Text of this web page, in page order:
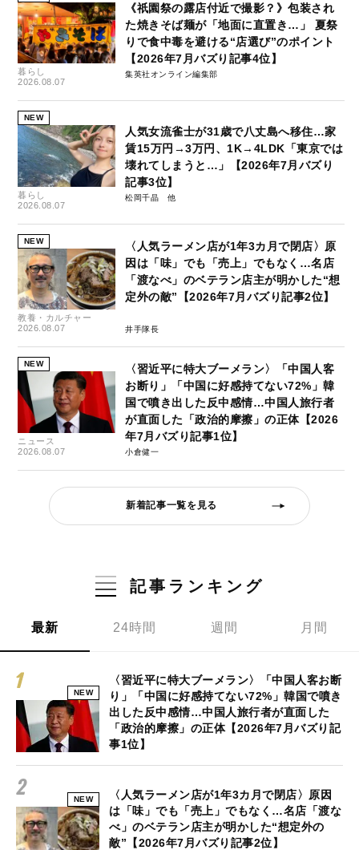
暮らし
2026.08.07
《祇園祭の露店付近で撮影？》包装され
た焼きそば麺が「地面に直置き…」 夏祭
りで食中毒を避ける“店選び”のポイント
【2026年7月バズり記事4位】
集英社オンライン編集部
NEW
暮らし
2026.08.07
人気女流雀士が31歳で八丈島へ移住…家
賃15万円→3万円、1K→4LDK「東京では
壊れてしまうと…」【2026年7月バズり
記事3位】
松岡千晶
NEW
教養・カルチャー
2026.08.07
〈人気ラーメン店が1年3カ月で閉店〉原
因は「味」でも「売上」でもなく…名店
「渡なべ」のベテラン店主が明かした“想
定外の敵”【2026年7月バズり記事2位】
井手隊長
NEW
ニュース
2026.08.07
〈習近平に特大ブーメラン〉「中国人客
お断り」「中国に好感持てない72%」韓
国で噴き出した反中感情…中国人旅行者
が直面した「政治的摩擦」の正体【2026
年7月バズり記事1位】
小倉健一
新着記事一覧を見る
記事ランキング
最新 24時間 週間 月間
NEW
〈習近平に特大ブーメラン〉「中国人客お断
り」「中国に好感持てない72%」韓国で噴き
出した反中感情…中国人旅行者が直面した
「政治的摩擦」の正体【2026年7月バズり記
事1位】
NEW
〈人気ラーメン店が1年3カ月で閉店〉原因
は「味」でも「売上」でもなく…名店「渡な
べ」のベテラン店主が明かした“想定外の
敵”【2026年7月バズり記事2位】